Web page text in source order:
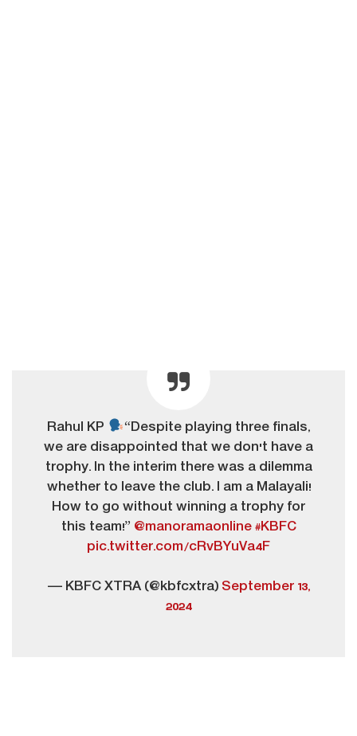
Rahul KP
“Despite playing three finals,
we are disappointed that we don't have a
trophy. In the interim there was a dilemma
whether to leave the club. I am a Malayali!
How to go without winning a trophy for
this team!” @manoramaonline #KBFC
pic.twitter.com/cRvBYuVa4F
— KBFC XTRA (@kbfcxtra) September 13,
2024